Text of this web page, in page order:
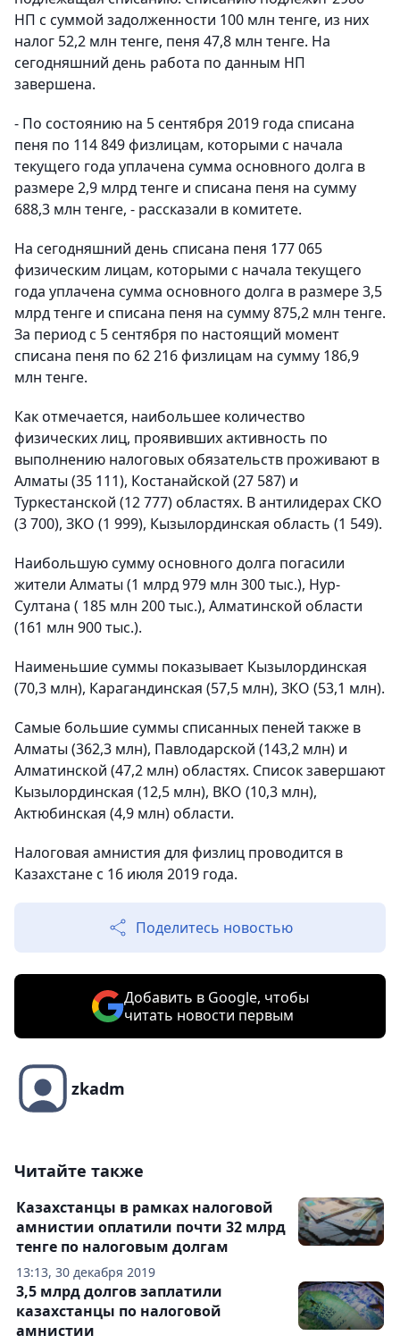
НП с суммой задолженности 100 млн тенге, из них
налог 52,2 млн тенге, пеня 47,8 млн тенге. На
сегодняшний день работа по данным НП
завершена.
- По состоянию на 5 сентября 2019 года списана
пеня по 114 849 физлицам, которыми с начала
текущего года уплачена сумма основного долга в
размере 2,9 млрд тенге и списана пеня на сумму
688,3 млн тенге, - рассказали в комитете.
На сегодняшний день списана пеня 177 065
физическим лицам, которыми с начала текущего
года уплачена сумма основного долга в размере 3,5
млрд тенге и списана пеня на сумму 875,2 млн тенге.
За период с 5 сентября по настоящий момент
списана пеня по 62 216 физлицам на сумму 186,9
млн тенге.
Как отмечается, наибольшее количество
физических лиц, проявивших активность по
выполнению налоговых обязательств проживают в
Алматы (35 111), Костанайской (27 587) и
Туркестанской (12 777) областях. В антилидерах СКО
(3 700), ЗКО (1 999), Кызылординская область (1 549).
Наибольшую сумму основного долга погасили
жители Алматы (1 млрд 979 млн 300 тыс.), Нур-
Султана ( 185 млн 200 тыс.), Алматинской области
(161 млн 900 тыс.).
Наименьшие суммы показывает Кызылординская
(70,3 млн), Карагандинская (57,5 млн), ЗКО (53,1 млн).
Самые большие суммы списанных пеней также в
Алматы (362,3 млн), Павлодарской (143,2 млн) и
Алматинской (47,2 млн) областях. Список завершают
Кызылординская (12,5 млн), ВКО (10,3 млн),
Актюбинская (4,9 млн) области.
Налоговая амнистия для физлиц проводится в
Казахстане с 16 июля 2019 года.
Поделитесь новостью
Добавить в Google, чтобы
читать новости первым
zkadm
Читайте также
13:13, 30 декабря 2019
Казахстанцы в рамках налоговой
амнистии оплатили почти 32 млрд
тенге по налоговым долгам
3,5 млрд долгов заплатили
казахстанцы по налоговой
амнистии